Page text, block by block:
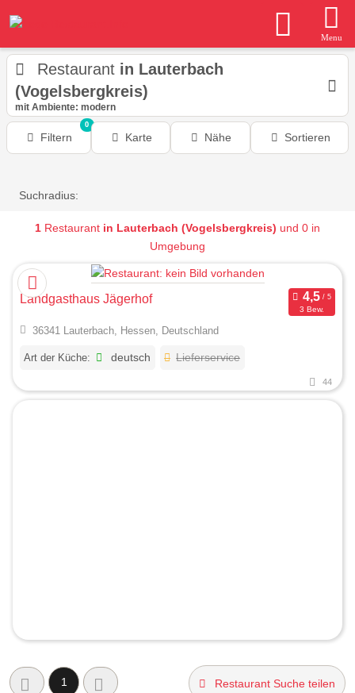
Menu
Restaurant in Lauterbach
(Vogelsbergkreis)
mit Ambiente: modern
Filtern
0
Karte Nähe Sortieren
Suchradius:
1 Restaurant in Lauterbach (Vogelsbergkreis) und 0 in
Umgebung
Landgasthaus Jägerhof
3 Bew.
36341 Lauterbach, Hessen, Deutschland
Art der Küche: deutsch Lieferservice
44
1 Restaurant Suche teilen